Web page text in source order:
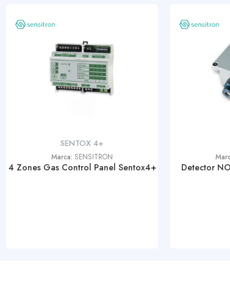
SENTOX 4+
Marca: SENSITRON
4 Zones Gas Control Panel Sentox4+ Detector